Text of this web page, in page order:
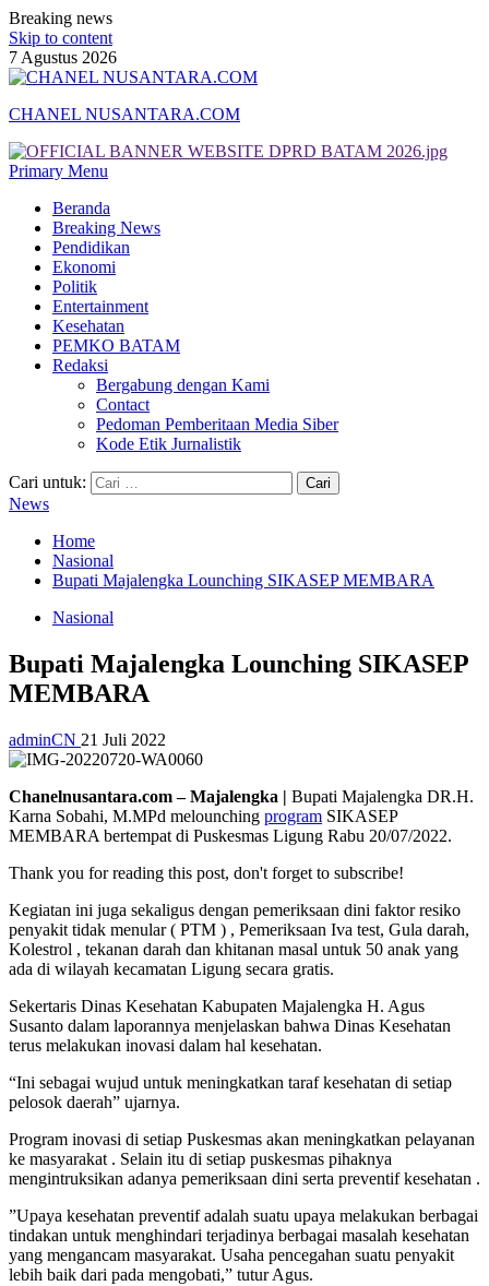
Breaking news
Skip to content
7 Agustus 2026
CHANEL NUSANTARA.COM
Primary Menu
Beranda
Breaking News
Pendidikan
Ekonomi
Politik
Entertainment
Kesehatan
PEMKO BATAM
Redaksi
Bergabung dengan Kami
Contact
Pedoman Pemberitaan Media Siber
Kode Etik Jurnalistik
Cari untuk:
News
Home
Nasional
Bupati Majalengka Lounching SIKASEP MEMBARA
Nasional
Bupati Majalengka Lounching SIKASEP
MEMBARA
adminCN 21 Juli 2022
Chanelnusantara.com – Majalengka | Bupati Majalengka DR.H.
Karna Sobahi, M.MPd melounching program SIKASEP
MEMBARA bertempat di Puskesmas Ligung Rabu 20/07/2022.
Thank you for reading this post, don't forget to subscribe!
Kegiatan ini juga sekaligus dengan pemeriksaan dini faktor resiko
penyakit tidak menular ( PTM ) , Pemeriksaan Iva test, Gula darah,
Kolestrol , tekanan darah dan khitanan masal untuk 50 anak yang
ada di wilayah kecamatan Ligung secara gratis.
Sekertaris Dinas Kesehatan Kabupaten Majalengka H. Agus
Susanto dalam laporannya menjelaskan bahwa Dinas Kesehatan
terus melakukan inovasi dalam hal kesehatan.
“Ini sebagai wujud untuk meningkatkan taraf kesehatan di setiap
pelosok daerah” ujarnya.
Program inovasi di setiap Puskesmas akan meningkatkan pelayanan
ke masyarakat . Selain itu di setiap puskesmas pihaknya
mengintruksikan adanya pemeriksaan dini serta preventif kesehatan .
”Upaya kesehatan preventif adalah suatu upaya melakukan berbagai
tindakan untuk menghindari terjadinya berbagai masalah kesehatan
yang mengancam masyarakat. Usaha pencegahan suatu penyakit
lebih baik dari pada mengobati,” tutur Agus.